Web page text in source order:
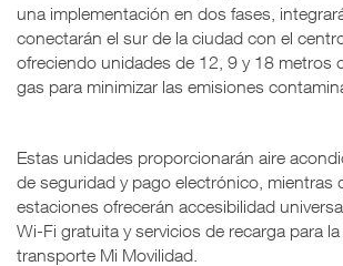
una implementación en dos fases,
conectarán el sur de la ciudad con el
ofreciendo unidades de 12, 9 y 18 metros
gas para minimizar las emisiones
Estas unidades proporcionarán aire
de seguridad y pago electrónico, mientras
estaciones ofrecerán accesibilidad
Wi-Fi gratuita y servicios de recarga para
transporte Mi Movilidad.